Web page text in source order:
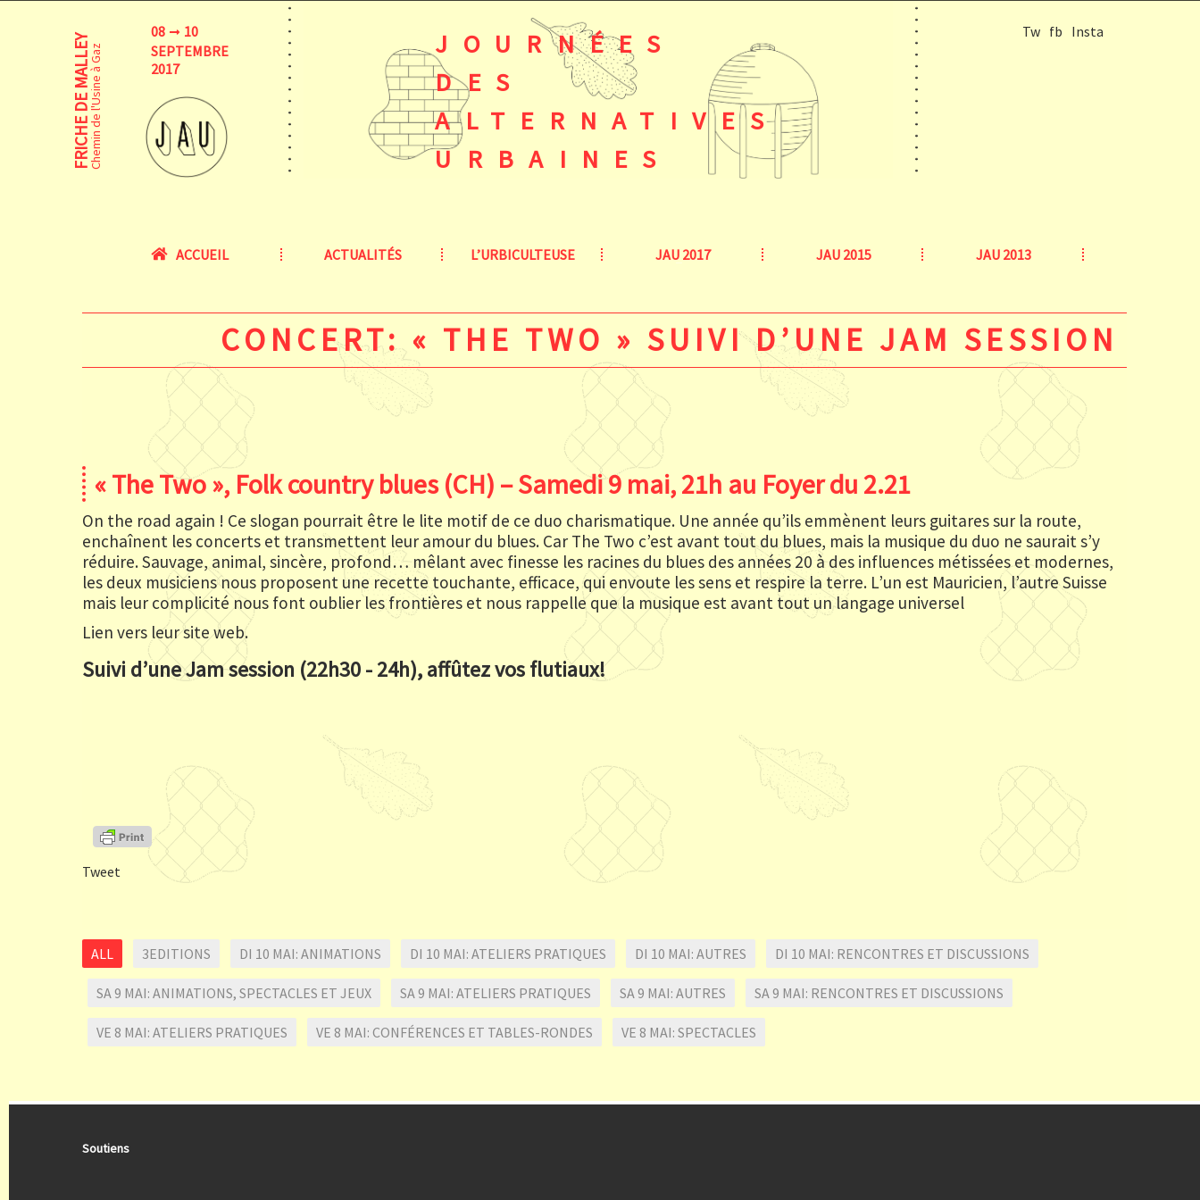
FRICHE DE MALLEYChemin de l'Usine à Gaz
08
10
SEPTEMBRE
2017
JOURNÉES
DES
ALTERNATIVES
URBAINES
Tw fb Insta
ACCUEIL ACTUALITÉS L’URBICULTEUSE JAU 2017 JAU 2015 JAU 2013
CONCERT: « THE TWO » SUIVI D’UNE JAM SESSION
« The Two », Folk country blues (CH) – Samedi 9 mai, 21h au Foyer du 2.21
On the road again ! Ce slogan pourrait être le lite motif de ce duo charismatique. Une année qu’ils emmènent leurs guitares sur la route,
enchaînent les concerts et transmettent leur amour du blues. Car The Two c’est avant tout du blues, mais la musique du duo ne saurait s’y
réduire. Sauvage, animal, sincère, profond… mêlant avec finesse les racines du blues des années 20 à des influences métissées et modernes,
les deux musiciens nous proposent une recette touchante, efficace, qui envoute les sens et respire la terre. L’un est Mauricien, l’autre Suisse
mais leur complicité nous font oublier les frontières et nous rappelle que la musique est avant tout un langage universel
Lien vers leur site web.
Suivi d’une Jam session (22h30 - 24h), affûtez vos flutiaux!
Tweet
ALL 3EDITIONS DI 10 MAI: ANIMATIONS DI 10 MAI: ATELIERS PRATIQUES DI 10 MAI: AUTRES DI 10 MAI: RENCONTRES ET DISCUSSIONS
SA 9 MAI: ANIMATIONS, SPECTACLES ET JEUX SA 9 MAI: ATELIERS PRATIQUES SA 9 MAI: AUTRES SA 9 MAI: RENCONTRES ET DISCUSSIONS
VE 8 MAI: ATELIERS PRATIQUES VE 8 MAI: CONFÉRENCES ET TABLES-RONDES VE 8 MAI: SPECTACLES
Soutiens